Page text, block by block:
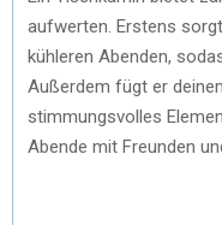
aufwerten. Erstens
kühleren Abenden,
Außerdem fügt er
stimmungsvolles
Abende mit Freunden